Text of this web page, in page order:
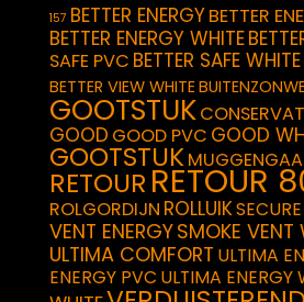
157 BETTER ENERGYBETTER
BETTER ENERGY WHITE
SAFE PVC BETTER SAFE WHITE
BETTER VIEW WHITE
GOOTSTUK
GOOD GOOD PVC GOOD
GOOTSTUK
RETOUR RETOUR
ROLGORDIJN ROLLUIK
VENT ENERGYSMOKE VENT
ULTIMA COMFORT ULTIMA
ENERGY PVC ULTIMA ENERGY